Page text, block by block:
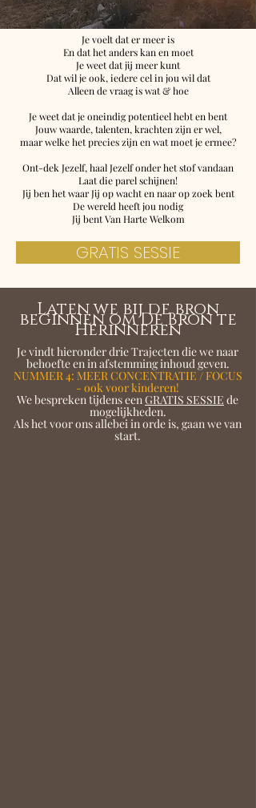
Je voelt dat er meer is
En dat het anders kan en moet
Je weet dat jij meer kunt
Dat wil je ook, iedere cel in jou wil dat
Alleen de vraag is wat & hoe
Je weet dat je oneindig potentieel hebt en bent
Jouw waarde, talenten, krachten zijn er wel,
maar welke het precies zijn en wat moet je ermee?
Ont-dek Jezelf, haal Jezelf onder het stof vandaan
Laat die parel schijnen!
Jij ben het waar Jij op wacht en naar op zoek bent
De wereld heeft jou nodig
Jij bent Van Harte Welkom
GRATIS SESSIE
Laten we bij de bron
beginnen om De Bron te
Herinneren
Je vindt hieronder drie Trajecten die we naar
behoefte en in afstemming inhoud geven.
NUMMER 4: MEER CONCENTRATIE / FOCUS
- ook voor kinderen!
We bespreken tijdens eenGRATIS SESSIE de
mogelijkheden.
Als het voor ons allebei in orde is, gaan we van
start.